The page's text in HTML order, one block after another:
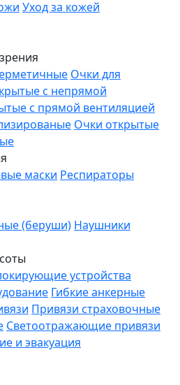
Уход за кожей
Очки для
с непрямой
с прямой вентиляцией
Очки открытые
маски Респираторы
(беруши) Наушники
устройства
Гибкие анкерные
Привязи страховочные
Светоотражающие привязи
и эвакуация